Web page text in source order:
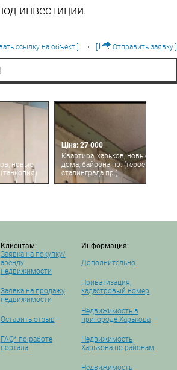
инвестиции.
ссылку на объект ] Отправить заявку ]
новые
Ціна: 27 000
Квартира, харьков, новые
дома, байрона пр. (героев
сталинграда пр.)
Клиентам:
Заявка на покупку/
аренду
недвижимости
Заявка на продажу
недвижимости
Оставить отзыв
FAQ* по работе
портала
Информация:
Дополнительно
Приватизация,
кадастровый номер
Недвижимость в
пригороде Харькова
Недвижимость
Харькова по районам
Недвижимость